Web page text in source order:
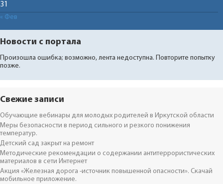
31
« Фев
Новости с портала
Произошла ошибка; возможно, лента недоступна. Повторите попытку
позже.
Свежие записи
Обучающие вебинары для молодых родителей в Иркутской области
Меры безопасности в период сильного и резкого понижения
температур.
Детский сад закрыт на ремонт
Методические рекомендации о содержании антитеррористических
материалов в сети Интернет
Акция «Железная дорога -источник повышенной опасности». Скачай
мобильное приложение.